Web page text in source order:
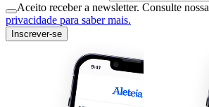
Aceito receber a newsletter. Consulte nossa
privacidade para saber mais.
Inscrever-se